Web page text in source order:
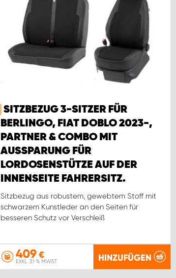
SITZBEZUG 3-SITZER FÜR
BERLINGO, FIAT DOBLO 2023-,
PARTNER & COMBO MIT
AUSSPARUNG FÜR
LORDOSENSTÜTZE AUF DER
INNENSEITE FAHRERSITZ.
Sitzbezug aus robustem, gewebtem Stoff mit
schwarzem Kunstleder an den Seiten für
besseren Schutz vor Verschleiß
409€
EXKL. 21 % MWST. HINZUFÜGEN